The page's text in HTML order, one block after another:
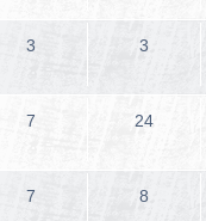
3 3
7 24
7 8